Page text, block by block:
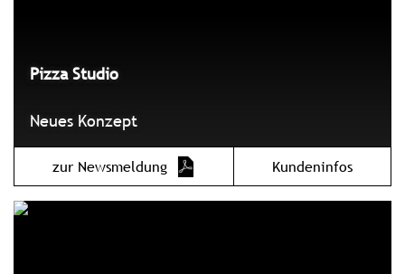
Pizza Studio
Neues Konzept
zur Newsmeldung Kundeninfos